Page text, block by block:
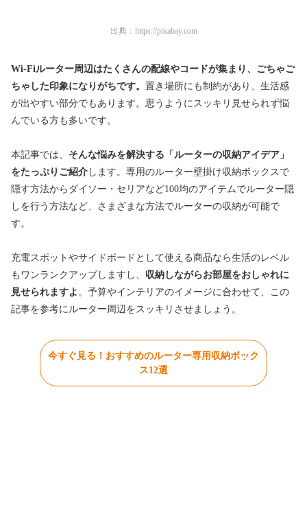
出典： https://pixabay.com
Wi-Fiルーター周辺はたくさんの配線やコードが集まり、ごちゃご
ちゃした印象になりがちです。 置き場所にも制約があり、生活感
が出やすい部分でもあります。思うようにスッキリ見せられず悩
んでいる方も多いです。
本記事では、 そんな悩みを解決する「ルーターの収納アイデア」
をたっぷりご紹介 します。専用のルーター壁掛け収納ボックスで
隠す方法からダイソー・セリアなど100均のアイテムでルーター隠
しを行う方法など、さまざまな方法でルーターの収納が可能で
す。
充電スポットやサイドボードとして使える商品なら生活のレベル
もワンランクアップしますし、 収納しながらお部屋をおしゃれに
見せられますよ 。予算やインテリアのイメージに合わせて、この
記事を参考にルーター周辺をスッキリさせましょう。
今すぐ見る！おすすめのルーター専用収納ボック
ス12選